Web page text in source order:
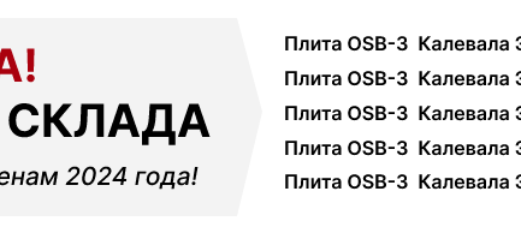
покупал, быстро отработали заявку и уже на
12 октября 2025
с другими поставщиками, здесь получилось
муж принял доставку и только потом оплатил
01 сентября 2025
и больше сказать нечего, четко и по делу